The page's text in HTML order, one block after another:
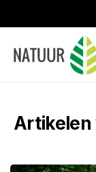
Artikelen